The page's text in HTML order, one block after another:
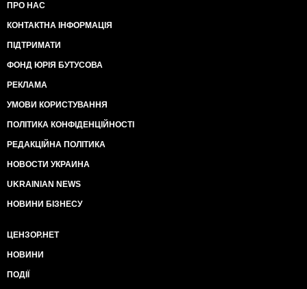
ПРО НАС
КОНТАКТНА ІНФОРМАЦІЯ
ПІДТРИМАТИ
ФОНД ЮРІЯ БУТУСОВА
РЕКЛАМА
УМОВИ КОРИСТУВАННЯ
ПОЛІТИКА КОНФІДЕНЦІЙНОСТІ
РЕДАКЦІЙНА ПОЛІТИКА
НОВОСТИ УКРАИНА
UKRAINIAN NEWS
НОВИНИ БІЗНЕСУ
ЦЕНЗОР.НЕТ
НОВИНИ
ПОДІЇ